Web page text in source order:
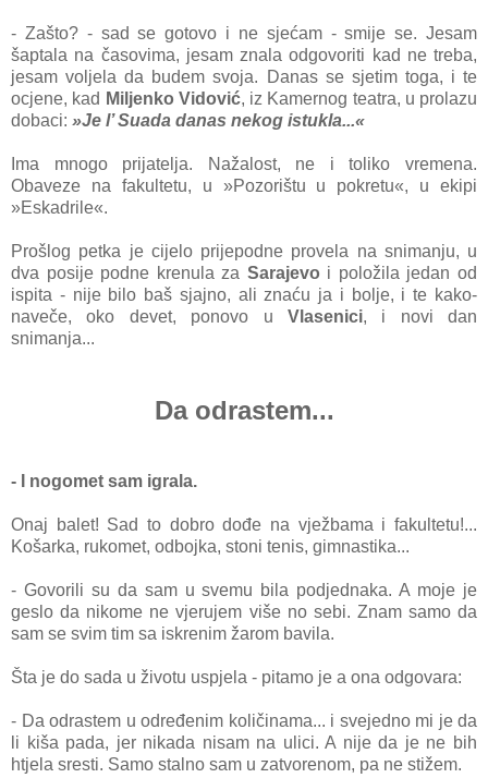
- Zašto? - sad se gotovo i ne sjećam - smije se. Jesam
šaptala na časovima, jesam znala odgovoriti kad ne treba,
jesam voljela da budem svoja. Danas se sjetim toga, i te
ocjene, kad Miljenko Vidović, iz Kamernog teatra, u prolazu
dobaci: »Je l’ Suada danas nekog istukla...«
Ima mnogo prijatelja. Nažalost, ne i toliko vremena.
Obaveze na fakultetu, u »Pozorištu u pokretu«, u ekipi
»Eskadrile«.
Prošlog petka je cijelo prijepodne provela na snimanju, u
dva posije podne krenula za Sarajevo i položila jedan od
ispita - nije bilo baš sjajno, ali znaću ja i bolje, i te kako-
naveče, oko devet, ponovo u Vlasenici, i novi dan
snimanja...
Da odrastem...
- I nogomet sam igrala.
Onaj balet! Sad to dobro dođe na vježbama i fakultetu!...
Košarka, rukomet, odbojka, stoni tenis, gimnastika...
- Govorili su da sam u svemu bila podjednaka. A moje je
geslo da nikome ne vjerujem više no sebi. Znam samo da
sam se svim tim sa iskrenim žarom bavila.
Šta je do sada u životu uspjela - pitamo je a ona odgovara:
- Da odrastem u određenim količinama... i svejedno mi je da
li kiša pada, jer nikada nisam na ulici. A nije da je ne bih
htjela sresti. Samo stalno sam u zatvorenom, pa ne stižem.